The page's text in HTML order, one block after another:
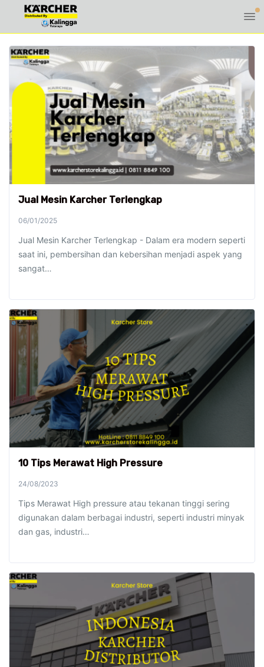
Jual Mesin Karcher Terlengkap
06/01/2025
Jual Mesin Karcher Terlengkap - Dalam era modern seperti
saat ini, pembersihan dan kebersihan menjadi aspek yang
sangat…
10 Tips Merawat High Pressure
24/08/2023
Tips Merawat High pressure atau tekanan tinggi sering
digunakan dalam berbagai industri, seperti industri minyak
dan gas, industri…